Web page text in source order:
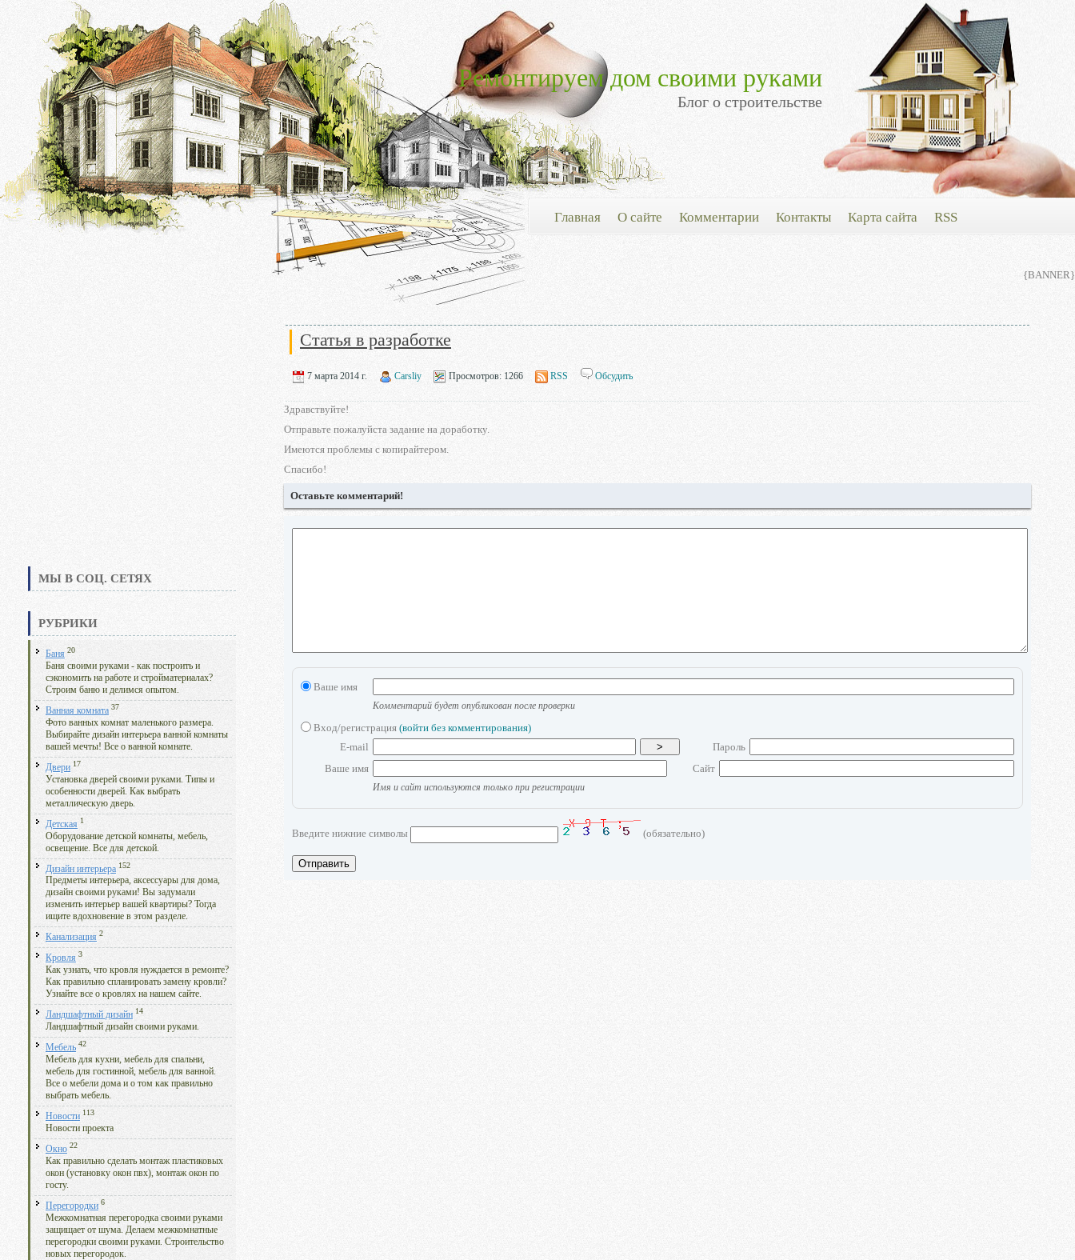
Ремонтируем дом своими руками
Блог о строительстве
Главная О сайте Комментарии Контакты Карта сайта RSS
{BANNER}
МЫ В СОЦ. СЕТЯХ
РУБРИКИ
Баня 20
Баня своими руками - как построить и
сэкономить на работе и стройматериалах?
Строим баню и делимся опытом.
Ванная комната 37
Фото ванных комнат маленького размера.
Выбирайте дизайн интерьера ванной комнаты
вашей мечты! Все о ванной комнате.
Двери 17
Установка дверей своими руками. Типы и
особенности дверей. Как выбрать
металлическую дверь.
Детская 1
Оборудование детской комнаты, мебель,
освещение. Все для детской.
Дизайн интерьера 152
Предметы интерьера, аксессуары для дома,
дизайн своими руками! Вы задумали
изменить интерьер вашей квартиры? Тогда
ищите вдохновение в этом разделе.
Канализация 2
Кровля 3
Как узнать, что кровля нуждается в ремонте?
Как правильно спланировать замену кровли?
Узнайте все о кровлях на нашем сайте.
Ландшафтный дизайн 14
Ландшафтный дизайн своими руками.
Мебель 42
Мебель для кухни, мебель для спальни,
мебель для гостинной, мебель для ванной.
Все о мебели дома и о том как правильно
выбрать мебель.
Новости 113
Новости проекта
Окно 22
Как правильно сделать монтаж пластиковых
окон (установку окон пвх), монтаж окон по
госту.
Перегородки 6
Межкомнатная перегородка своими руками
защищает от шума. Делаем межкомнатные
перегородки своими руками. Строительство
новых перегородок.
Статья в разработке
7 марта 2014 г. Carsliy Просмотров: 1266 RSS Обсудить
Здравствуйте!
Отправьте пожалуйста задание на доработку.
Имеются проблемы с копирайтером.
Спасибо!
Оставьте комментарий!
Ваше имя
Комментарий будет опубликован после проверки
Вход/регистрация (войти без комментирования)
E-mail
>
Пароль
Ваше имя
Сайт
Имя и сайт используются только при регистрации
Введите нижние символы (обязательно)
Отправить